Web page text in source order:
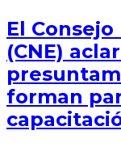
El
(CNE)
forman